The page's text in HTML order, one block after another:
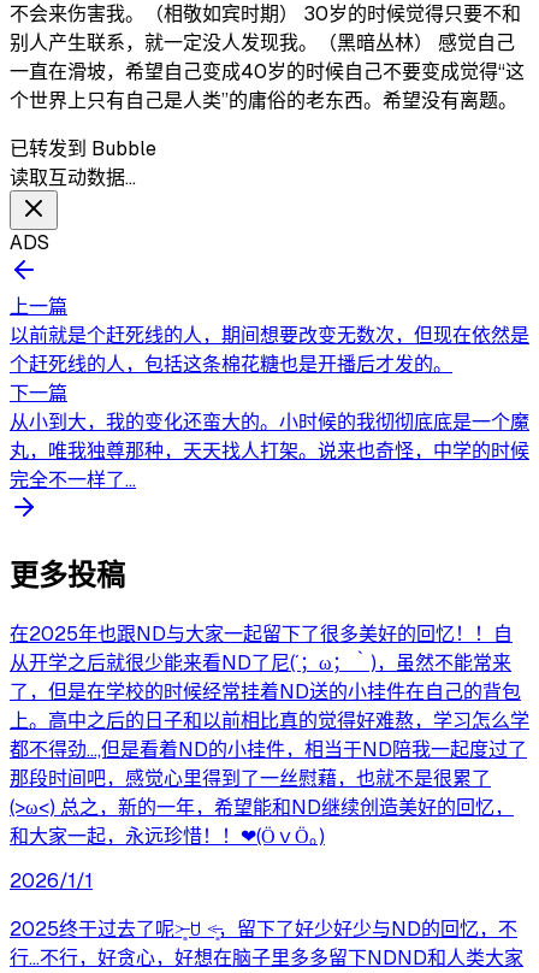
不会来伤害我。（相敬如宾时期） 30岁的时候觉得只要不和
别人产生联系，就一定没人发现我。（黑暗丛林） 感觉自己
一直在滑坡，希望自己变成40岁的时候自己不要变成觉得“这
个世界上只有自己是人类”的庸俗的老东西。希望没有离题。
已转发到 Bubble
读取互动数据…
ADS
上一篇
以前就是个赶死线的人，期间想要改变无数次，但现在依然是
个赶死线的人，包括这条棉花糖也是开播后才发的。
下一篇
从小到大，我的变化还蛮大的。小时候的我彻彻底底是一个魔
丸，唯我独尊那种，天天找人打架。说来也奇怪，中学的时候
完全不一样了...
更多投稿
在2025年也跟ND与大家一起留下了很多美好的回忆！！自
从开学之后就很少能来看ND了尼(´；ω；｀)，虽然不能常来
了，但是在学校的时候经常挂着ND送的小挂件在自己的背包
上。高中之后的日子和以前相比真的觉得好难熬，学习怎么学
都不得劲…,但是看着ND的小挂件，相当于ND陪我一起度过了
那段时间吧，感觉心里得到了一丝慰藉，也就不是很累了
(>ω<) 总之，新的一年，希望能和ND继续创造美好的回忆，
和大家一起，永远珍惜！！❤(ӦｖӦ｡)
2026/1/1
2025终于过去了呢˃̶͈ ꇴ ˂̶͈，留下了好少好少与ND的回忆，不
行...不行，好贪心，好想在脑子里多多留下NDND和人类大家